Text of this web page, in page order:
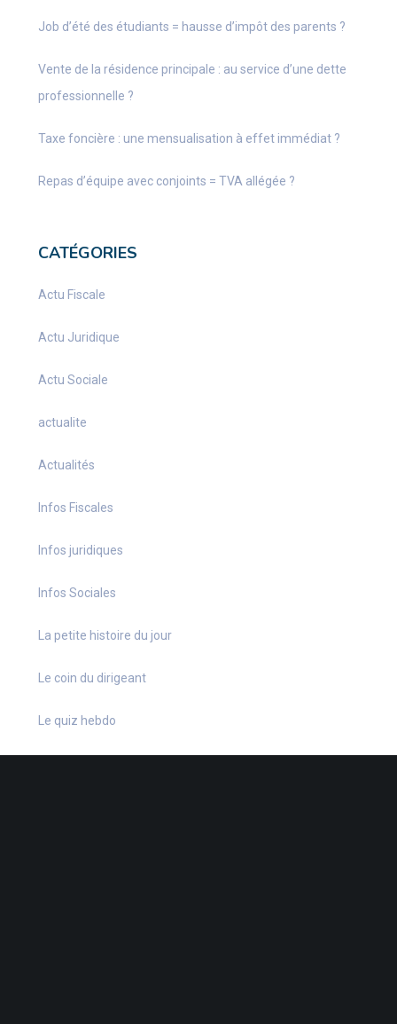
Job d’été des étudiants = hausse d’impôt des parents ?
Vente de la résidence principale : au service d’une dette
professionnelle ?
Taxe foncière : une mensualisation à effet immédiat ?
Repas d’équipe avec conjoints = TVA allégée ?
CATÉGORIES
Actu Fiscale
Actu Juridique
Actu Sociale
actualite
Actualités
Infos Fiscales
Infos juridiques
Infos Sociales
La petite histoire du jour
Le coin du dirigeant
Le quiz hebdo